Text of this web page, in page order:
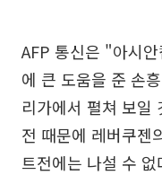
AFP 통신은 "아시
에 큰 도움을 준 손
리가에서 펼쳐 보
전 때문에 레버쿠젠
트전에는 나설 수